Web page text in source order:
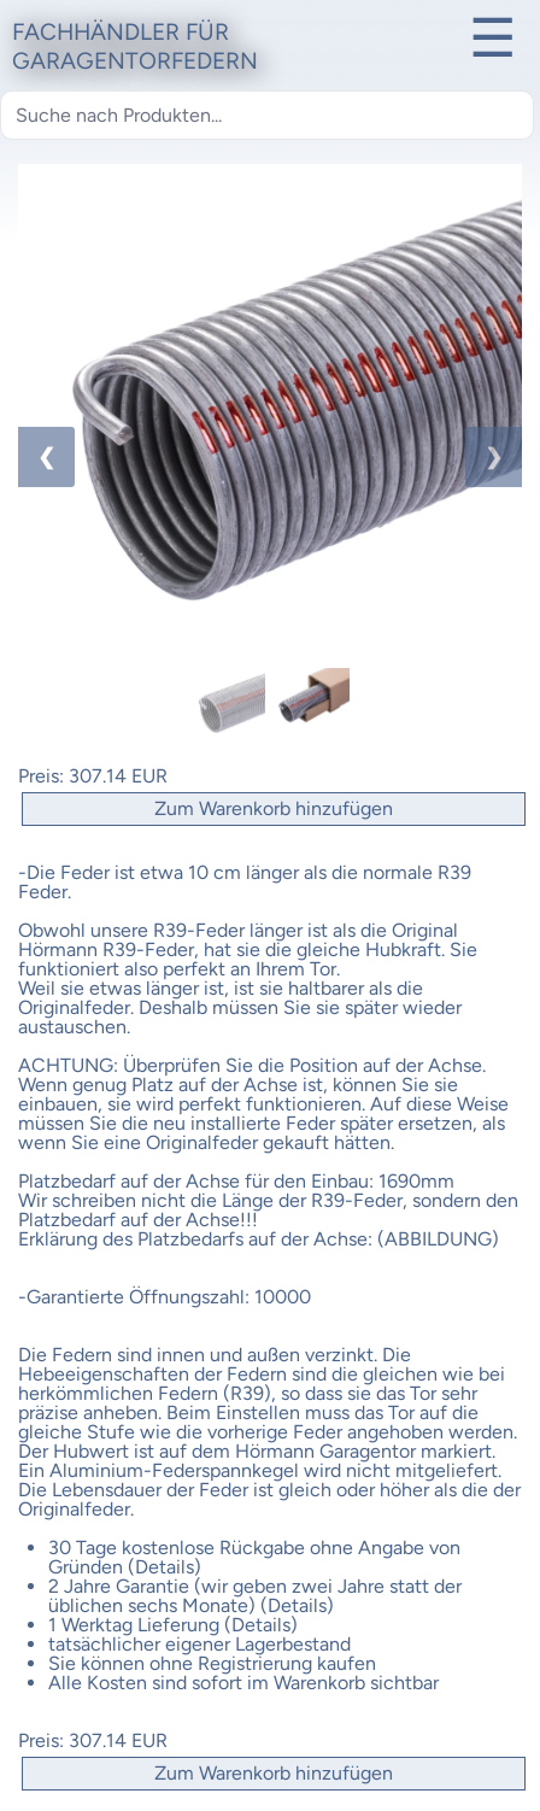
FACHHÄNDLER FÜR
GARAGENTORFEDERN
☰
❮ ❯
Preis: 307.14 EUR
Zum Warenkorb hinzufügen
-Die Feder ist etwa 10 cm länger als die normale R39
Feder.
Obwohl unsere R39-Feder länger ist als die Original
Hörmann R39-Feder, hat sie die gleiche Hubkraft. Sie
funktioniert also perfekt an Ihrem Tor.
Weil sie etwas länger ist, ist sie haltbarer als die
Originalfeder. Deshalb müssen Sie sie später wieder
austauschen.
ACHTUNG: Überprüfen Sie die Position auf der Achse.
Wenn genug Platz auf der Achse ist, können Sie sie
einbauen, sie wird perfekt funktionieren. Auf diese Weise
müssen Sie die neu installierte Feder später ersetzen, als
wenn Sie eine Originalfeder gekauft hätten.
Platzbedarf auf der Achse für den Einbau: 1690mm
Wir schreiben nicht die Länge der R39-Feder, sondern den
Platzbedarf auf der Achse!!!
Erklärung des Platzbedarfs auf der Achse: (ABBILDUNG)
-Garantierte Öffnungszahl: 10000
Die Federn sind innen und außen verzinkt. Die
Hebeeigenschaften der Federn sind die gleichen wie bei
herkömmlichen Federn (R39), so dass sie das Tor sehr
präzise anheben. Beim Einstellen muss das Tor auf die
gleiche Stufe wie die vorherige Feder angehoben werden.
Der Hubwert ist auf dem Hörmann Garagentor markiert.
Ein Aluminium-Federspannkegel wird nicht mitgeliefert.
Die Lebensdauer der Feder ist gleich oder höher als die der
Originalfeder.
30 Tage kostenlose Rückgabe ohne Angabe von
Gründen (Details)
2 Jahre Garantie (wir geben zwei Jahre statt der
üblichen sechs Monate) (Details)
1 Werktag Lieferung (Details)
tatsächlicher eigener Lagerbestand
Sie können ohne Registrierung kaufen
Alle Kosten sind sofort im Warenkorb sichtbar
Preis: 307.14 EUR
Zum Warenkorb hinzufügen